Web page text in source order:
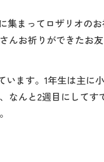
まってロザリオの
お祈りができたお
ます。1年生は主に
んと2週目にして